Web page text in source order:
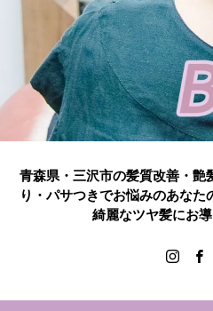
青森県・三沢市の髪質改善・
り・パサつきでお悩みのあな
綺麗なツヤ髪にお導